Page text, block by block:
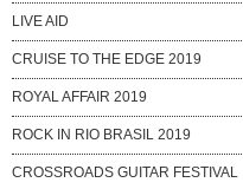
LIVE AID
CRUISE TO THE EDGE 2019
ROYAL AFFAIR 2019
ROCK IN RIO BRASIL 2019
CROSSROADS GUITAR FESTIVAL